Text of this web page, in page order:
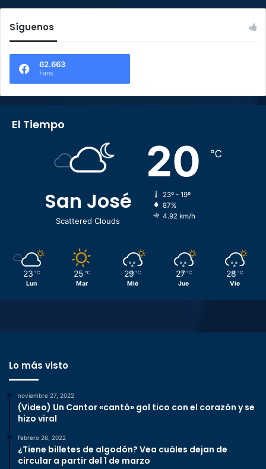
Síguenos
62.663
Fans
El Tiempo
San José
Scattered Clouds
20 ℃
23º - 19º
87%
4.92 km/h
23 ℃
Lun
25 ℃
Mar
29 ℃
Mié
27 ℃
Jue
28 ℃
Vie
Lo más visto
noviembre 27, 2022
(Video) Un Cantor «cantó» gol tico con el corazón y se
hizo viral
febrero 26, 2022
¿Tiene billetes de algodón? Vea cuáles dejan de
circular a partir del 1 de marzo